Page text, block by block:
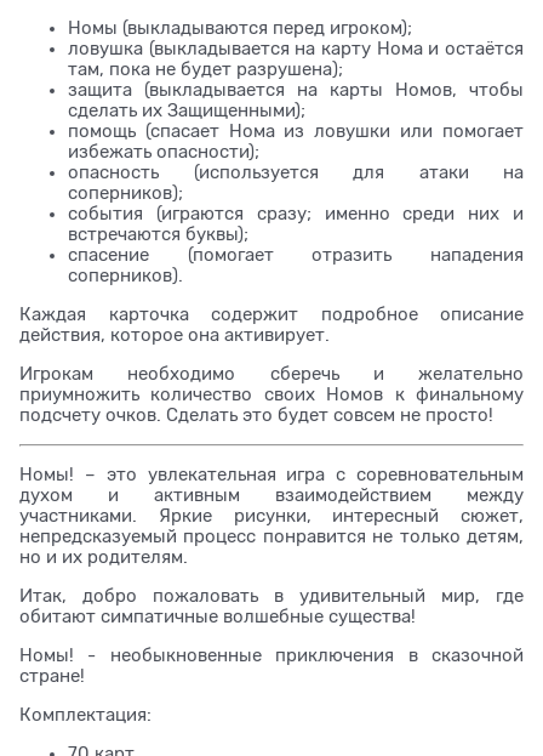
Номы (выкладываются перед игроком);
ловушка (выкладывается на карту Нома и остаётся
там, пока не будет разрушена);
защита (выкладывается на карты Номов, чтобы
сделать их Защищенными);
помощь (спасает Нома из ловушки или помогает
избежать опасности);
опасность (используется для атаки на
соперников);
события (играются сразу; именно среди них и
встречаются буквы);
спасение (помогает отразить нападения
соперников).
Каждая карточка содержит подробное описание
действия, которое она активирует.
Игрокам необходимо сберечь и желательно
приумножить количество своих Номов к финальному
подсчету очков. Сделать это будет совсем не просто!
Номы! – это увлекательная игра с соревновательным
духом и активным взаимодействием между
участниками. Яркие рисунки, интересный сюжет,
непредсказуемый процесс понравится не только детям,
но и их родителям.
Итак, добро пожаловать в удивительный мир, где
обитают симпатичные волшебные существа!
Номы! - необыкновенные приключения в сказочной
стране!
Комплектация: